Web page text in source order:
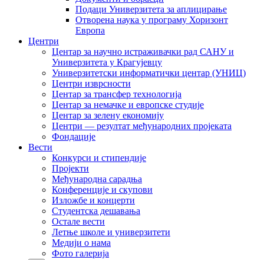
Подаци Универзитета за аплицирање
Отворена наука у програму Хоризонт
Европа
Центри
Центар за научно истраживачки рад САНУ и
Универзитета у Крагујевцу
Универзитетски информатички центар (УНИЦ)
Центри изврсности
Центар за трансфер технологија
Центар за немачке и европске студије
Центар за зелену економију
Центри — резултат међународних пројеката
Фондације
Вести
Конкурси и стипендије
Пројекти
Међународна сарадња
Конференције и скупови
Изложбе и концерти
Студентска дешавања
Остале вести
Летње школе и универзитети
Медији о нама
Фото галерија